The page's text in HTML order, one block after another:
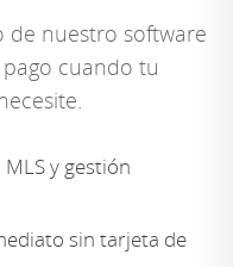
de nuestro software
cuando tu
MLS y gestión
sin tarjeta de